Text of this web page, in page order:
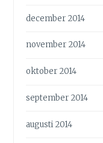
december 2014
november 2014
oktober 2014
september 2014
augusti 2014